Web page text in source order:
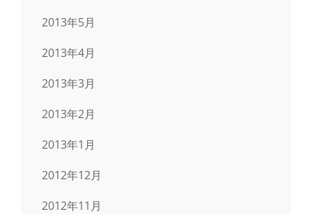
2013年5月
2013年4月
2013年3月
2013年2月
2013年1月
2012年12月
2012年11月